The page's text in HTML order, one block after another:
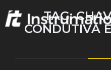
TAG:
CONDUTIVA